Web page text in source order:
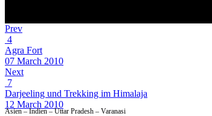
Prev
4
Agra Fort
07 March 2010
Next
7
Darjeeling und Trekking im Himalaja
12 March 2010
Asien – Indien – Uttar Pradesh – Varanasi